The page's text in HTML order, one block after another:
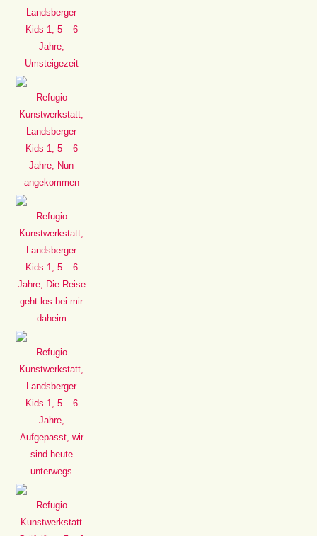
Landsberger
Kids 1, 5 – 6
Jahre,
Umsteigezeit
Refugio
Kunstwerkstatt,
Landsberger
Kids 1, 5 – 6
Jahre, Nun
angekommen
Refugio
Kunstwerkstatt,
Landsberger
Kids 1, 5 – 6
Jahre, Die Reise
geht los bei mir
daheim
Refugio
Kunstwerkstatt,
Landsberger
Kids 1, 5 – 6
Jahre,
Aufgepasst, wir
sind heute
unterwegs
Refugio
Kunstwerkstatt